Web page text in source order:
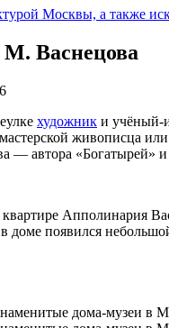
Москвы, а также
Васнецова
художник и
живописца
— автора «Богатырей»
Апполинария
доме появился